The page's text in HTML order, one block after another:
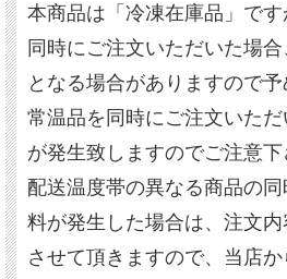
本商品は「冷凍在庫品」で
同時にご注文いただいた場
となる場合がありますので予
常温品を同時にご注文いた
が発生致しますのでご注意下
配送温度帯の異なる商品の
料が発生した場合は、注文
させて頂きますので、当店